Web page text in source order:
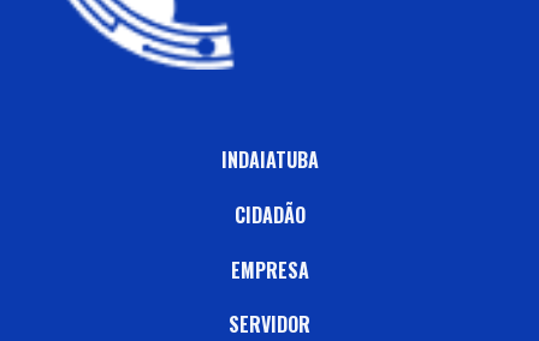
INDAIATUBA
CIDADÃO
EMPRESA
SERVIDOR